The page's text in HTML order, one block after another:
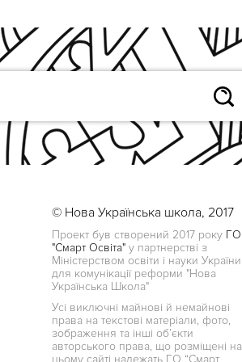
© Нова Українська школа, 2017
Проект був створений 2017 року ГО
"Смарт Освіта" у партнерстві з
Міністерством освіти і науки України
для комунікації реформи "Нова
Українська Школа"
Усі виключні майнові й немайнові
права на текстові матеріали, фото,
зображення та інші об’єкти
авторського права, що розміщені на
цьому сайті належать ГО “Смарт